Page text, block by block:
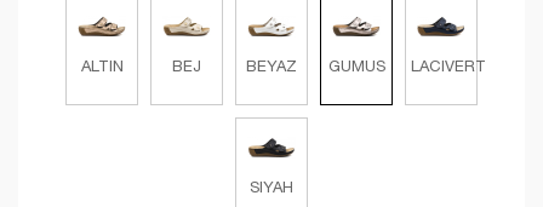
ALTIN BEJ BEYAZ GUMUS LACIVERT
SIYAH